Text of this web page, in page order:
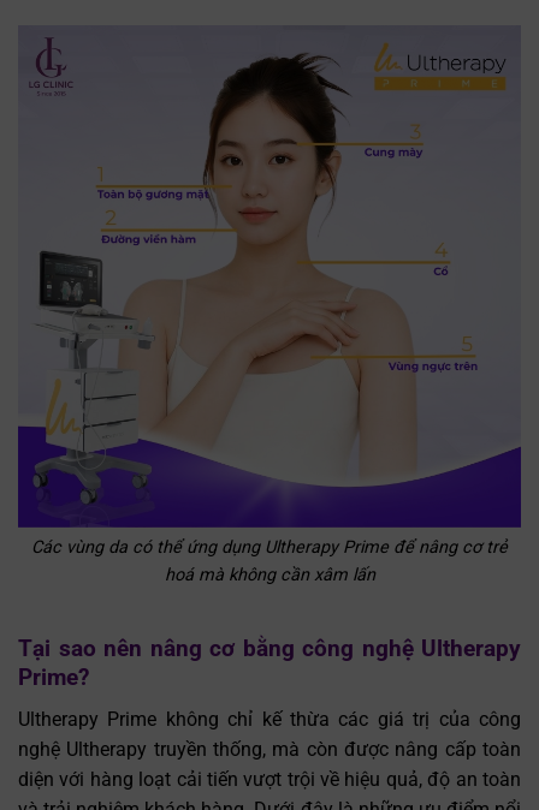
Các vùng da có thể ứng dụng Ultherapy Prime để nâng cơ trẻ
hoá mà không cần xâm lấn
Tại sao nên nâng cơ bằng công nghệ Ultherapy
Prime?
Ultherapy Prime không chỉ kế thừa các giá trị của công
nghệ Ultherapy truyền thống, mà còn được nâng cấp toàn
diện với hàng loạt cải tiến vượt trội về hiệu quả, độ an toàn
Trò chuyện cùng